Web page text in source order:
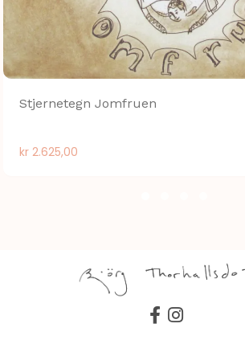
Stjernetegn Jomfruen
kr 2.625,00